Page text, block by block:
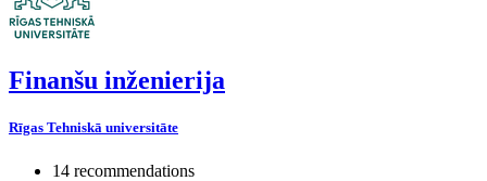
Finanšu inženierija
Rīgas Tehniskā universitāte
14 recommendations